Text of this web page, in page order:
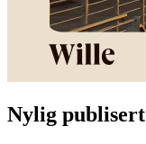
Nylig publisert